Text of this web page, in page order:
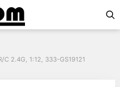
2.4G, 1:12, 333-GS19121
Speed
C 2.4G, 1:12, 333-GS19121